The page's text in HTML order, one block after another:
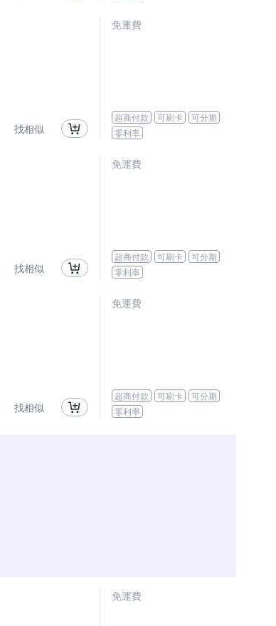
找相似
免運費
超商付款 可刷卡
可分期
零利率
找相似
免運費
超商付款 可刷卡
可分期
零利率
找相似
免運費
超商付款 可刷卡
可分期
零利率
免運費